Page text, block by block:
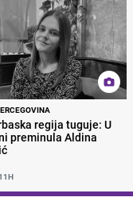
regija tuguje: U
preminula Aldina